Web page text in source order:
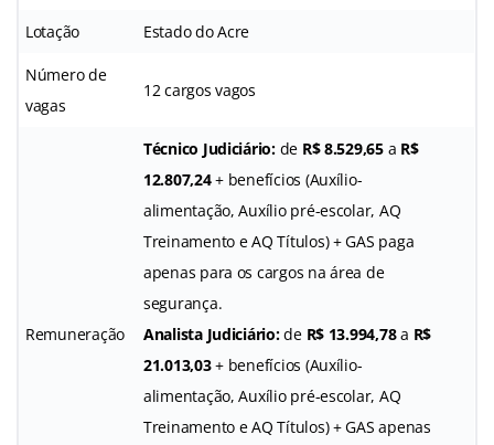
Lotação Estado do Acre
Número de
vagas
12 cargos vagos
Remuneração
Técnico Judiciário:de R$ 8.529,65a R$
12.807,24+ benefícios (Auxílio-
alimentação, Auxílio pré-escolar, AQ
Treinamento e AQ Títulos) + GAS paga
apenas para os cargos na área de
segurança.
Analista Judiciário:de R$ 13.994,78a R$
21.013,03+ benefícios (Auxílio-
alimentação, Auxílio pré-escolar, AQ
Treinamento e AQ Títulos) + GAS apenas